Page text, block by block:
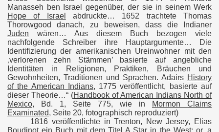
Manasseh ben Israel gegenüber, der sie in seinem Werk
Hope of Israel
abdruckte… 1652 trachtete Thomas
Thorowgood danach, zu beweisen, dass die Indianer
Juden wären… Aus diesem Buch bezogen viele
nachfolgende Schreiber ihre Hauptargumente… Die
Identifizierung der amerikanischen Ureinwohner mit den
‚verlorenen zehn Stämmen’ basierte auf angebliche
Identitäten in Religionen, Praktiken, Bräuchen und
Gewohnheiten, Traditionen und Sprachen. Adairs History
of the American Indians, 1775 veröffentlicht, basierte auf
dieser Theorie…“ (Handbook of American Indians North of
Mexico, Bd. 1, Seite 775, wie in
Mormon Claims
Examinated, Seite 20, fotographisch reproduziert)
1816 veröffentlichte in Trenton, New Jersey, Elias
Boudinot ein Buch mit dem Titel A Star in the West; or, a